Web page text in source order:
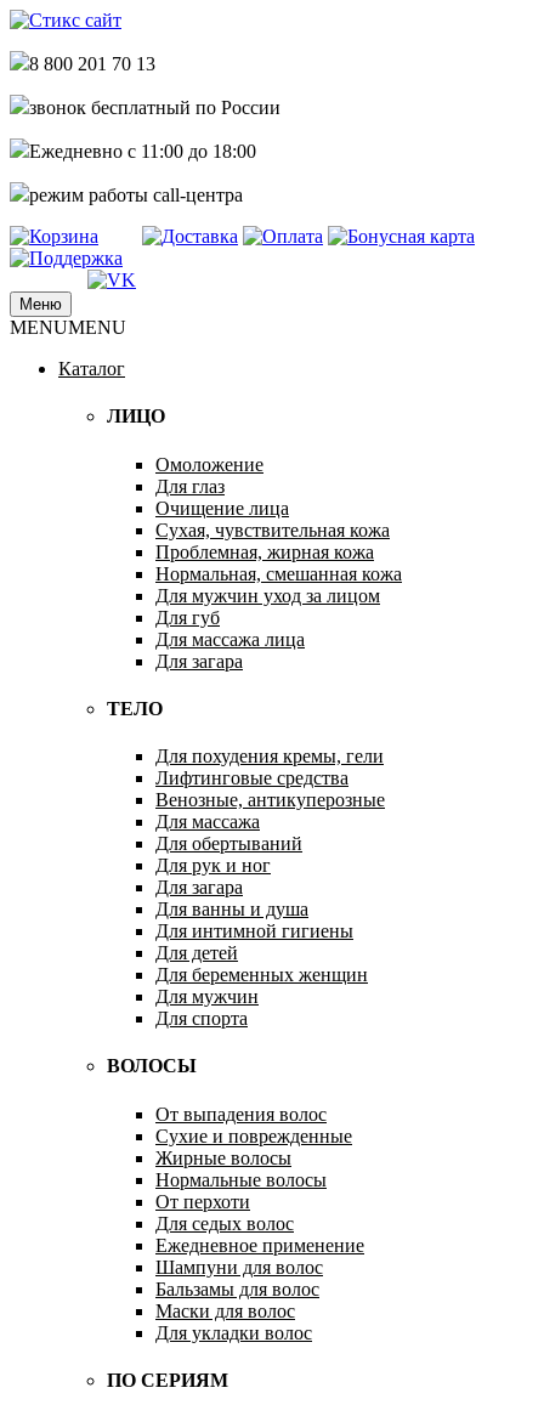
8 800 201 70 13
звонок бесплатный по России
Ежедневно с 11:00 до 18:00
режим работы call-центра
Стикс сайт интернет магазин
купить стикс сайт по самым низким
ценам дешево недорого
Меню
MENUMENU
Каталог
ЛИЦО
Омоложение
Для глаз
Очищение лица
Сухая, чувствительная кожа
Проблемная, жирная кожа
Нормальная, смешанная кожа
Для мужчин уход за лицом
Для губ
Для массажа лица
Для загара
ТЕЛО
Для похудения кремы, гели
Лифтинговые средства
Венозные, антикуперозные
Для массажа
Для обертываний
Для рук и ног
Для загара
Для ванны и душа
Для интимной гигиены
Для детей
Для беременных женщин
Для мужчин
Для спорта
ВОЛОСЫ
От выпадения волос
Сухие и поврежденные
Жирные волосы
Нормальные волосы
От перхоти
Для седых волос
Ежедневное применение
Шампуни для волос
Бальзамы для волос
Маски для волос
Для укладки волос
ПО СЕРИЯМ